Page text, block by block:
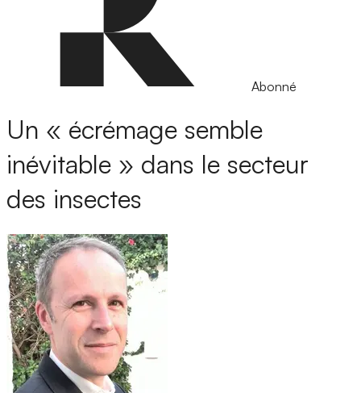
Abonné
Un « écrémage semble
inévitable » dans le secteur
des insectes